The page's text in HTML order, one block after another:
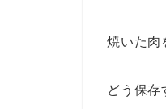
焼いた肉
どう保存